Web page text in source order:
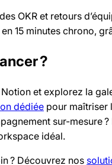
OKR et retours
15 minutes chrono,
?
et explorez la
dédiée pour maîtriser
sur-mesure ?
idéal.
? Découvrez nos